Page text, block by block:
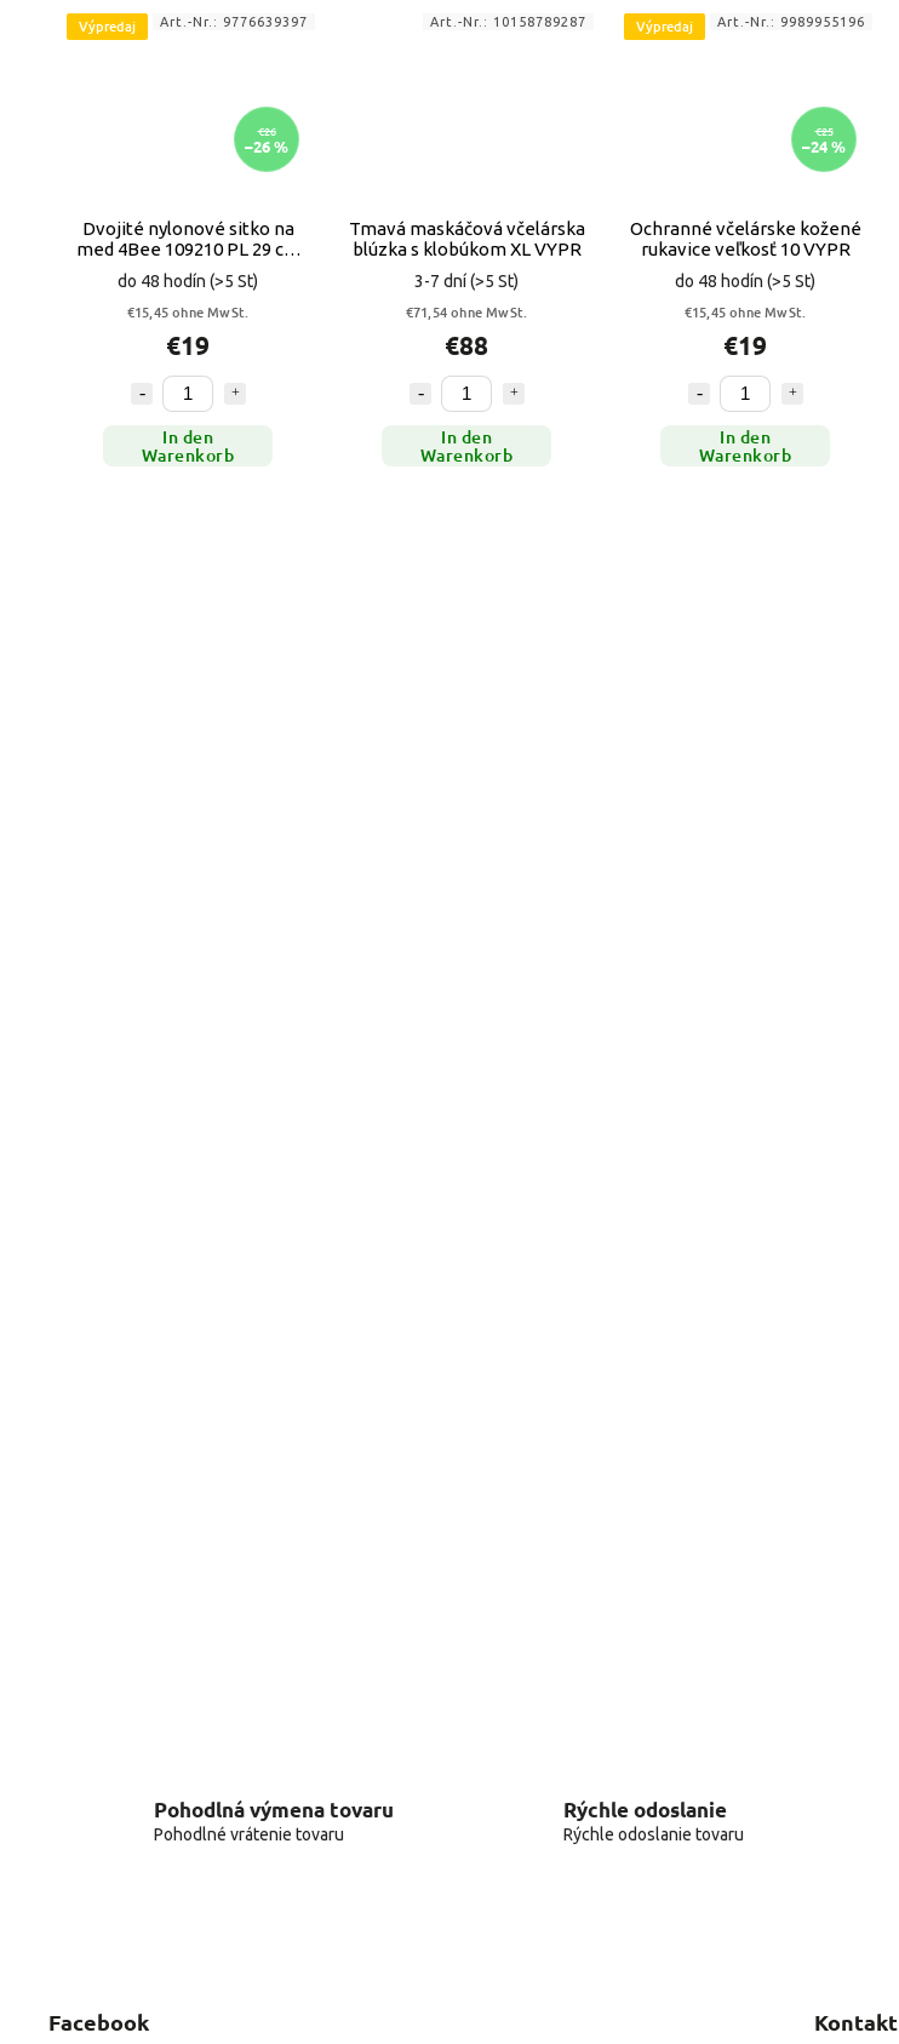
Výpredaj
€26
–26 %
Dvojité nylonové sitko na
med 4Bee 109210 PL 29 cm
VYPR
do 48 hodín (>5 St)
€15,45 ohne MwSt.
€19
In den
Warenkorb
Art.-Nr.: 9776639397
Tmavá maskáčová včelárska
blúzka s klobúkom XL VYPR
3-7 dní(>5 St)
€71,54 ohne MwSt.
€88
In den
Warenkorb
Art.-Nr.: 10158789287 Výpredaj
€25
–24 %
Ochranné včelárske kožené
rukavice veľkosť 10 VYPR
do 48 hodín (>5 St)
€15,45 ohne MwSt.
€19
In den
Warenkorb
Art.-Nr.: 9989955196
Pohodlná výmena tovaru
Pohodlné vrátenie tovaru
Rýchle odoslanie
Rýchle odoslanie tovaru
Facebook Kontakt